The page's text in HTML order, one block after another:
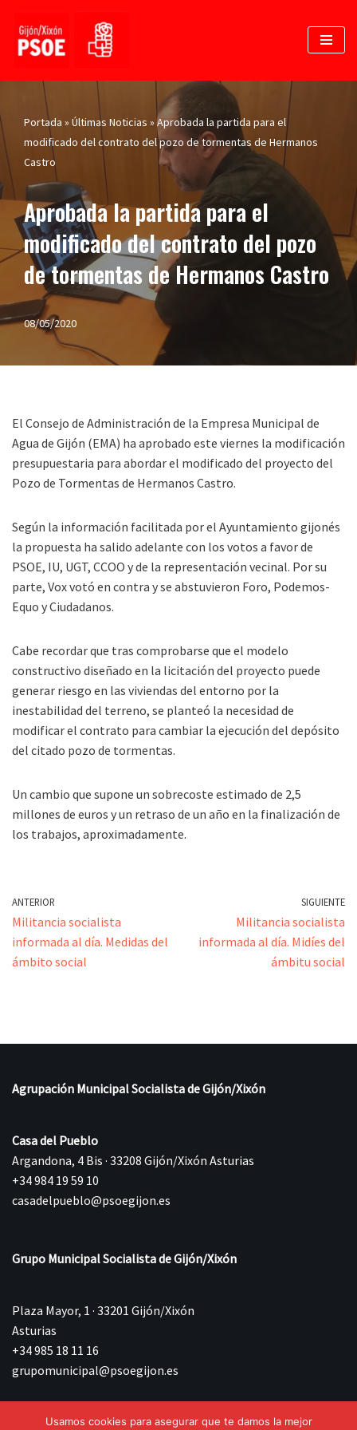
Saltar
contenido
Portada » Últimas Noticias »Aprobada la partida para el
modificado del contrato del pozo de tormentas de Hermanos
Castro
Aprobada la partida para el
modificado del contrato del pozo
de tormentas de Hermanos Castro
08/05/2020
El Consejo de Administración de la Empresa Municipal de
Agua de Gijón (EMA) ha aprobado este viernes la modificación
presupuestaria para abordar el modificado del proyecto del
Pozo de Tormentas de Hermanos Castro.
Según la información facilitada por el Ayuntamiento gijonés
la propuesta ha salido adelante con los votos a favor de
PSOE, IU, UGT, CCOO y de la representación vecinal. Por su
parte, Vox votó en contra y se abstuvieron Foro, Podemos-
Equo y Ciudadanos.
Cabe recordar que tras comprobarse que el modelo
constructivo diseñado en la licitación del proyecto puede
generar riesgo en las viviendas del entorno por la
inestabilidad del terreno, se planteó la necesidad de
modificar el contrato para cambiar la ejecución del depósito
del citado pozo de tormentas.
Un cambio que supone un sobrecoste estimado de 2,5
millones de euros y un retraso de un año en la finalización de
los trabajos, aproximadamente.
ANTERIOR
Militancia socialista
informada al día. Medidas del
ámbito social
SIGUIENTE
Militancia socialista
informada al día. Midíes del
ámbitu social
Agrupación Municipal Socialista de Gijón/Xixón
Casa del Pueblo
Argandona, 4 Bis · 33208 Gijón/Xixón Asturias
+34 984 19 59 10
casadelpueblo@psoegijon.es
Grupo Municipal Socialista de Gijón/Xixón
Plaza Mayor, 1 · 33201 Gijón/Xixón
Asturias
+34 985 18 11 16
grupomunicipal@psoegijon.es
Usamos cookies para asegurar que te damos la mejor